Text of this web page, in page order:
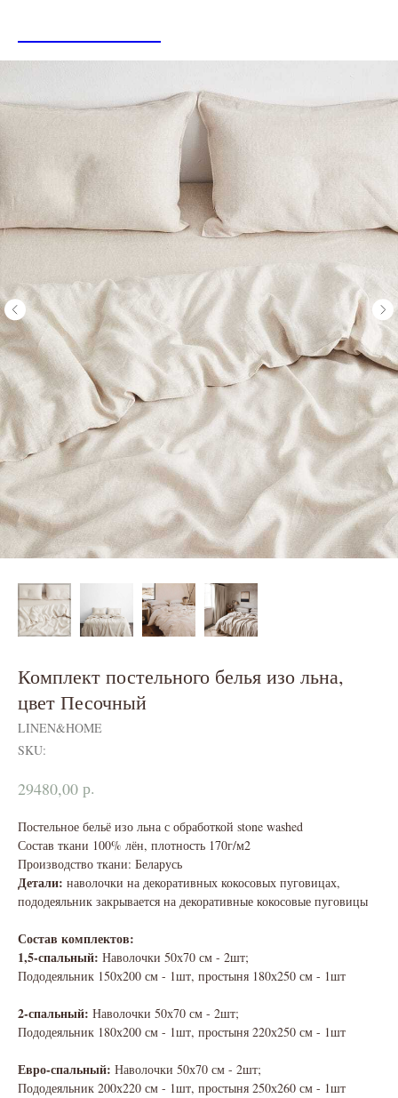
Комплект постельного белья изо льна,
цвет Песочный
LINEN&HOME
SKU:
29480,00 р.
Постельное бельё изо льна с обработкой stone washed
Состав ткани 100% лён, плотность 170г/м2
Производство ткани: Беларусь
Детали: наволочки на декоративных кокосовых пуговицах,
пододеяльник закрывается на декоративные кокосовые пуговицы
Состав комплектов:
1,5-спальный: Наволочки 50х70 см - 2шт;
Пододеяльник 150х200 см - 1шт, простыня 180х250 см - 1шт
2-спальный: Наволочки 50х70 см - 2шт;
Пододеяльник 180х200 см - 1шт, простыня 220х250 см - 1шт
Евро-спальный: Наволочки 50х70 см - 2шт;
Пододеяльник 200х220 см - 1шт, простыня 250х260 см - 1шт